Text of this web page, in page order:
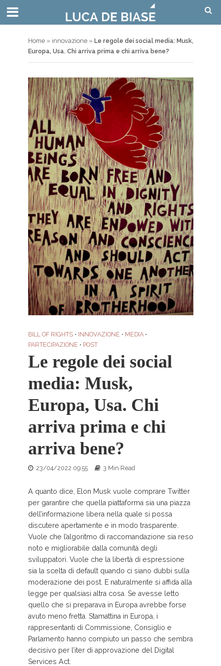
Home» innovazione» Le regole dei social media: Musk,
Europa, Usa. Chi arriva prima e chi arriva bene?
BILL OF RIGHTS • INNOVAZIONE • MEDIA •
PARTECIPAZIONE • POST
Le regole dei social
media: Musk,
Europa, Usa. Chi
arriva prima e chi
arriva bene?
23/04/2022 09:55 3 Min Read
A quanto dice, Elon Musk vuole comprare Twitter
per garantire che quella piattaforma sia una piazza
dell’informazione libera nella quale si possa
discutere apertamente e in modo trasparente.
Vuole che l’algoritmo di raccomandazione sia reso
noto e migliorabile dalla comunità degli
sviluppatori. Vuole che la libertà di espressione
sia la scelta di default quando ci siano dubbi sulla
moderazione dei post. E naturalmente si affida alla
legge per qualsiasi altra cosa. Se avesse letto
quello che si preparava in Europa avrebbe forse
avuto meno fretta. Stamattina in Europa, i
rappresentanti di Commissione, Consiglio e
Parlamento hanno compiuto un passo che sembra
decisivo per l’iter di approvazione del Digital
Services Act.